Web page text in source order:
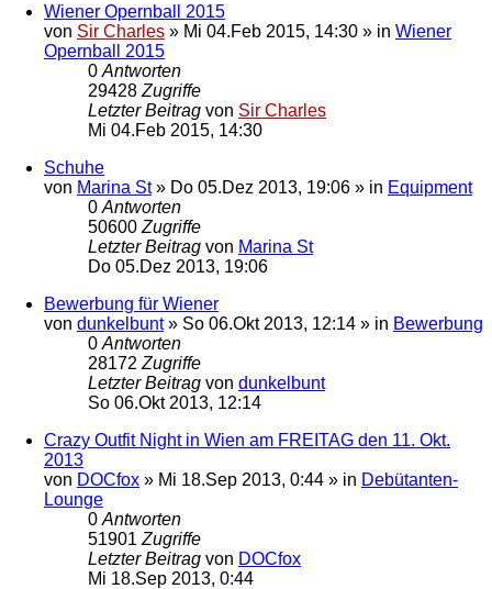
Wiener Opernball 2015
von Sir Charles » Mi 04.Feb 2015, 14:30 » in Wiener
Opernball 2015
0 Antworten
29428 Zugriffe
Letzter Beitrag von Sir Charles
Mi 04.Feb 2015, 14:30
Schuhe
von Marina St» Do 05.Dez 2013, 19:06 » in Equipment
0 Antworten
50600 Zugriffe
Letzter Beitrag von Marina St
Do 05.Dez 2013, 19:06
Bewerbung für Wiener
von dunkelbunt» So 06.Okt 2013, 12:14 » in Bewerbung
0 Antworten
28172 Zugriffe
Letzter Beitrag von dunkelbunt
So 06.Okt 2013, 12:14
Crazy Outfit Night in Wien am FREITAG den 11. Okt.
2013
von DOCfox » Mi 18.Sep 2013, 0:44 » in Debütanten-
Lounge
0 Antworten
51901 Zugriffe
Letzter Beitrag von DOCfox
Mi 18.Sep 2013, 0:44